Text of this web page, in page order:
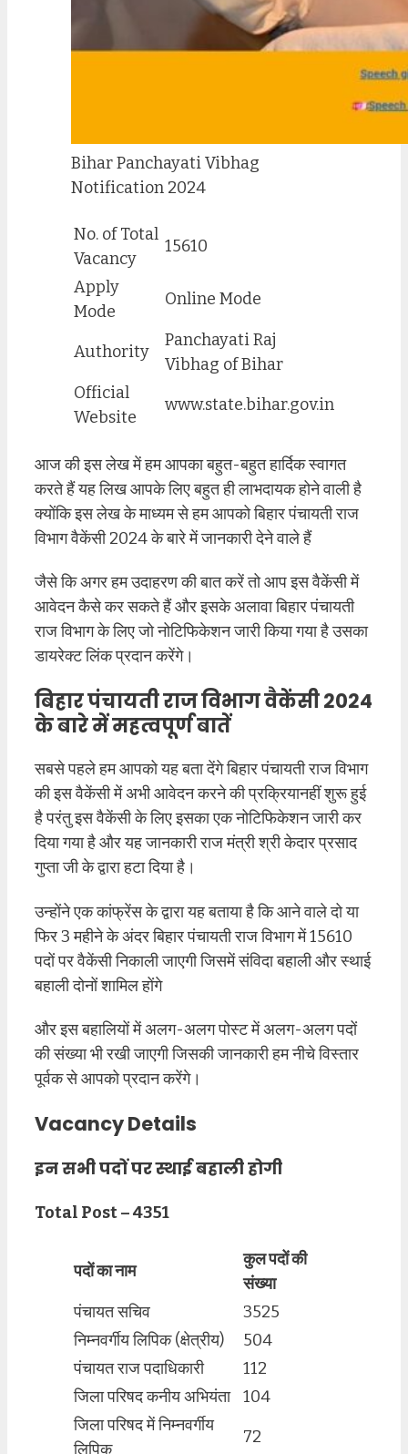
Bihar Panchayati Vibhag
Notification 2024
No. of Total
Vacancy
15610
Apply
Mode
Online Mode
Authority
Panchayati Raj
Vibhag of Bihar
Official
Website
www.state.bihar.gov.in
आज की इस लेख में हम आपका बहुत-बहुत हार्दिक स्वागत
करते हैं यह लिख आपके लिए बहुत ही लाभदायक होने वाली है
क्योंकि इस लेख के माध्यम से हम आपको बिहार पंचायती राज
विभाग वैकेंसी 2024 के बारे में जानकारी देने वाले हैं
जैसे कि अगर हम उदाहरण की बात करें तो आप इस वैकेंसी में
आवेदन कैसे कर सकते हैं और इसके अलावा बिहार पंचायती
राज विभाग के लिए जो नोटिफिकेशन जारी किया गया है उसका
डायरेक्ट लिंक प्रदान करेंगे।
बिहार पंचायती राज विभाग वैकेंसी 2024
के बारे में महत्वपूर्ण बातें
सबसे पहले हम आपको यह बता देंगे बिहार पंचायती राज विभाग
की इस वैकेंसी में अभी आवेदन करने की प्रक्रियानहीं शुरू हुई
है परंतु इस वैकेंसी के लिए इसका एक नोटिफिकेशन जारी कर
दिया गया है और यह जानकारी राज मंत्री श्री केदार प्रसाद
गुप्ता जी के द्वारा हटा दिया है।
उन्होंने एक कांफ्रेंस के द्वारा यह बताया है कि आने वाले दो या
फिर 3 महीने के अंदर बिहार पंचायती राज विभाग में 15610
पदों पर वैकेंसी निकाली जाएगी जिसमें संविदा बहाली और स्थाई
बहाली दोनों शामिल होंगे
और इस बहालियों में अलग-अलग पोस्ट में अलग-अलग पदों
की संख्या भी रखी जाएगी जिसकी जानकारी हम नीचे विस्तार
पूर्वक से आपको प्रदान करेंगे।
Vacancy Details
इन सभी पदों पर स्थाई बहाली होगी
Total Post – 4351
पदों का नाम
कुल पदों की
संख्या
पंचायत सचिव
3525
निम्नवर्गीय लिपिक (क्षेत्रीय)
504
पंचायत राज पदाधिकारी
112
जिला परिषद कनीय अभियंता
104
जिला परिषद में निम्नवर्गीय
लिपिक
72